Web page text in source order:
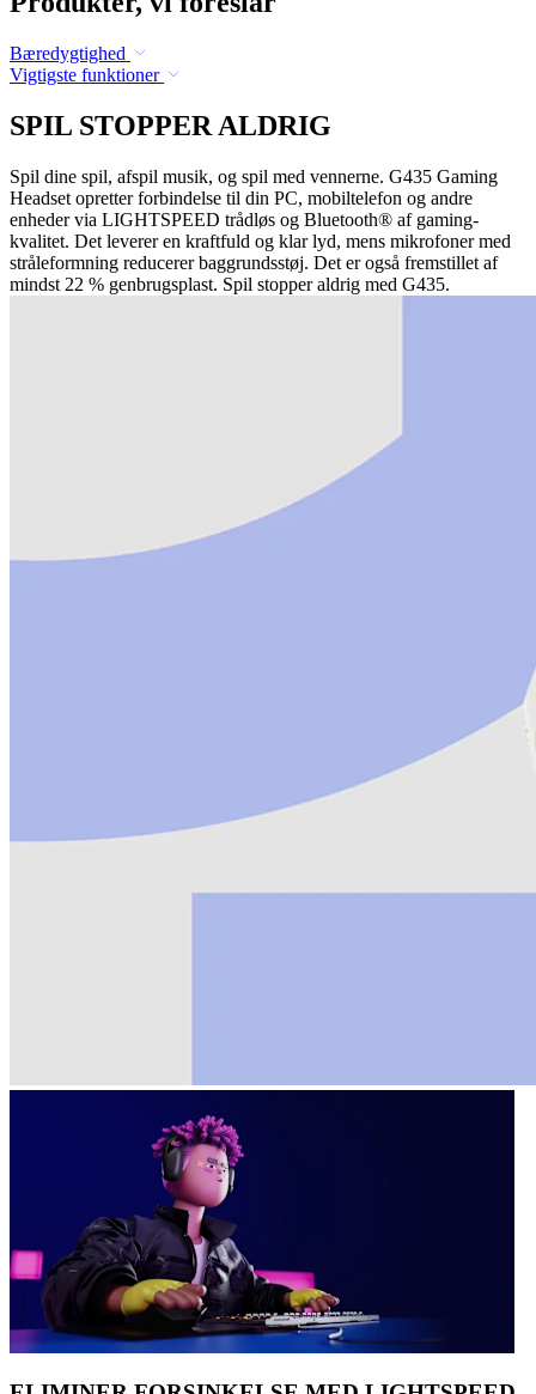
Bæredygtighed
Vigtigste funktioner
SPIL STOPPER ALDRIG
Spil dine spil, afspil musik, og spil med vennerne. G435 Gaming
Headset opretter forbindelse til din PC, mobiltelefon og andre
enheder via LIGHTSPEED trådløs og Bluetooth® af gaming-
kvalitet. Det leverer en kraftfuld og klar lyd, mens mikrofoner med
stråleformning reducerer baggrundsstøj. Det er også fremstillet af
mindst 22 % genbrugsplast. Spil stopper aldrig med G435.